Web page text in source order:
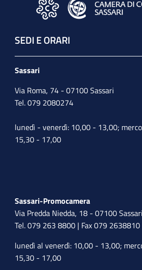
SEDI E ORARI
Sassari
Via Roma, 74 - 07100 Sassari
Tel. 079 2080274
lunedì - venerdì: 10,00 - 13,00;
15,30 - 17,00
Sassari-Promocamera
Via Predda Niedda, 18 - 07100 Sassari
Tel. 079 263 8800 | Fax 079 2638810
lunedì al venerdì: 10,00 - 13,00;
15,30 - 17,00